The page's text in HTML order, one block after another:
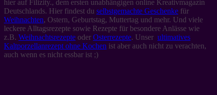
hier auf Filizity., dem ersten unabhängigen online Kreativmagazin
Deutschlands. Hier findest du selbstgemachte Geschenke für
Weihnachten, Ostern, Geburtstag, Muttertag und mehr. Und viele
leckere Alltagsrezepte sowie Rezepte für besondere Anlässe wie
z.B. Weihnachtsrezepte oder Osterrezepte. Unser ultimatives
Kaltporzellanrezept ohne Kochen ist aber auch nicht zu verachten,
auch wenn es nicht essbar ist ;)